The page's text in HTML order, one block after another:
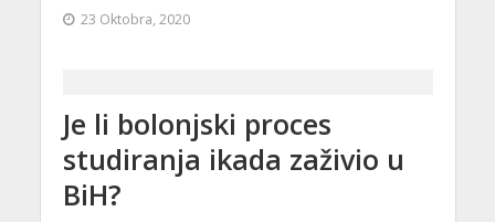
23 Oktobra, 2020
Je li bolonjski proces
studiranja ikada zaživio u
BiH?